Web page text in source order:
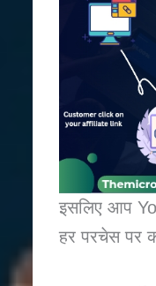
इसलिए आप
हर परचेस पर